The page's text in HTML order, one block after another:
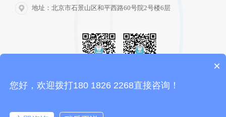
地址：北京市石景山区和平西路60号院2号楼6层
客服微信 微信公众号
Copyright © 2021 北京渐健医疗科技有限公司
×
您好，欢迎拨打180 1826 2268直接咨询！